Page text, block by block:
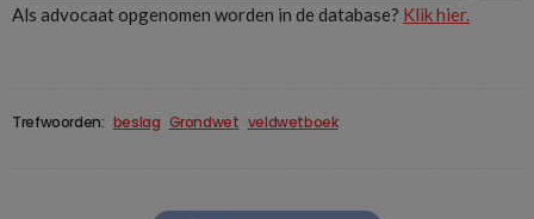
Als advocaat opgenomen worden in de database? Klik hier.
Trefwoorden: beslag Grondwet veldwetboek